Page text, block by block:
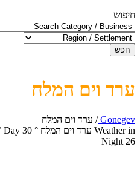
חיפוש
חפש
ערד וים המלח
Gonegev
/ ערד וים המלח
Weather in ערד וים המלח
°
30
Day
26
Night